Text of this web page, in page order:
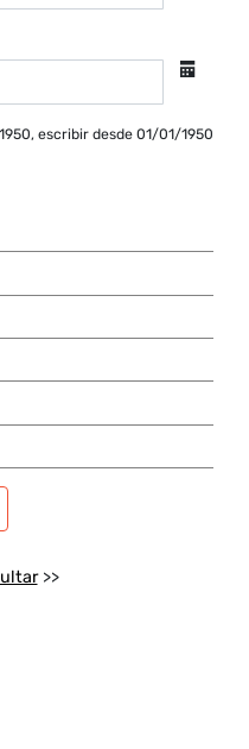
escribir desde 01/01/1950
>>